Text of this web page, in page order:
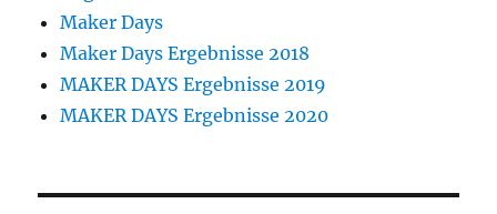
Maker Days
Maker Days Ergebnisse 2018
MAKER DAYS Ergebnisse 2019
MAKER DAYS Ergebnisse 2020